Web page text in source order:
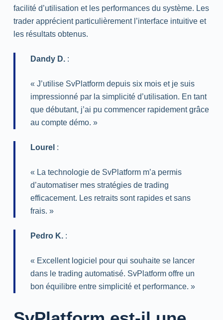
facilité d’utilisation et les performances du système. Les
trader apprécient particulièrement l’interface intuitive et
les résultats obtenus.
Dandy D.:
« J’utilise SvPlatform depuis six mois et je suis
impressionné par la simplicité d’utilisation. En tant
que débutant, j’ai pu commencer rapidement grâce
au compte démo. »
Lourel :
« La technologie de SvPlatform m’a permis
d’automatiser mes stratégies de trading
efficacement. Les retraits sont rapides et sans
frais. »
Pedro K.:
« Excellent logiciel pour qui souhaite se lancer
dans le trading automatisé. SvPlatform offre un
bon équilibre entre simplicité et performance. »